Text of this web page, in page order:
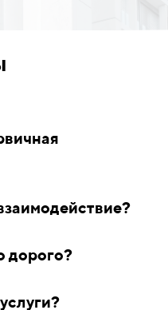
дорого?